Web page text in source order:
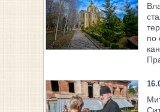
по